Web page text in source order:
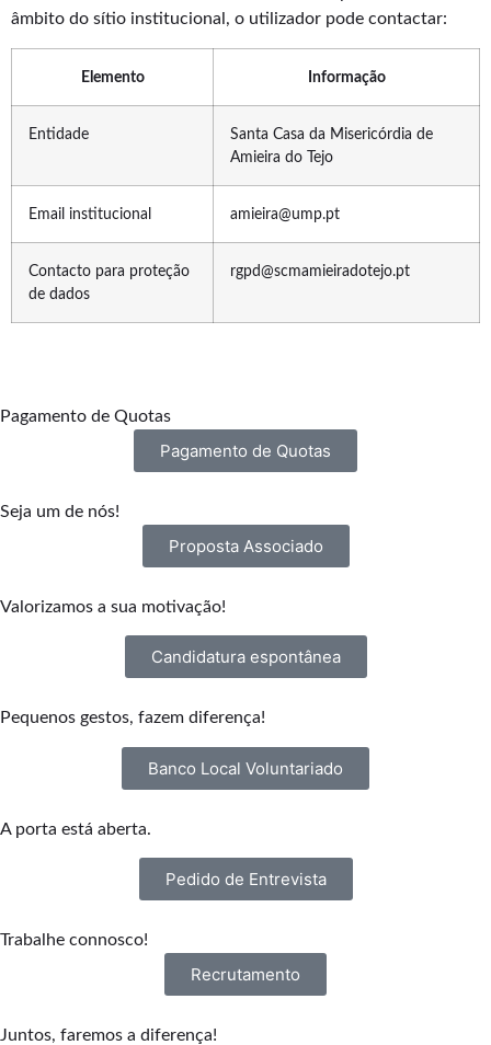
âmbito do sítio institucional, o utilizador pode contactar:
Elemento Informação
Entidade
Santa Casa da Misericórdia de
Amieira do Tejo
Email institucional amieira@ump.pt
Contacto para proteção
de dados
rgpd@scmamieiradotejo.pt
Pagamento de Quotas
Pagamento de Quotas
Seja um de nós!
Proposta Associado
Valorizamos a sua motivação!
Candidatura espontânea
Pequenos gestos, fazem diferença!
Banco Local Voluntariado
A porta está aberta.
Pedido de Entrevista
Trabalhe connosco!
Recrutamento
Juntos, faremos a diferença!